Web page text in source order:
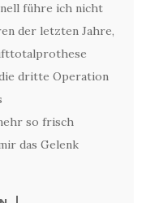
führe ich nicht
der letzten Jahre,
dritte Operation
so frisch
das Gelenk